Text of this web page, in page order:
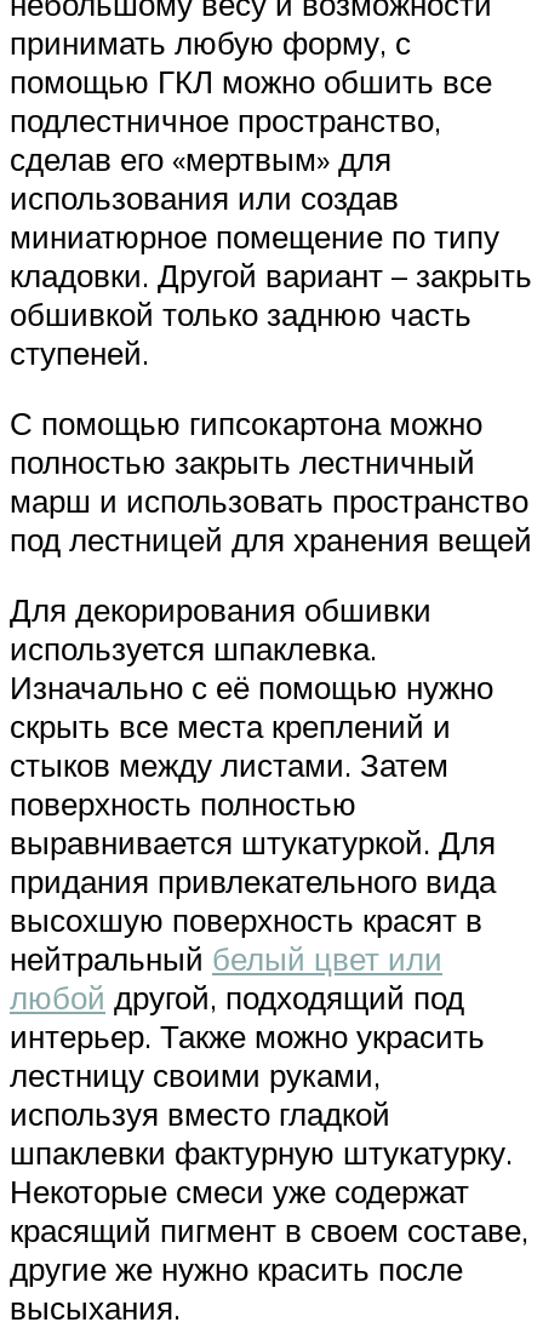
принимать любую форму, с
помощью ГКЛ можно обшить все
подлестничное пространство,
сделав его «мертвым» для
использования или создав
миниатюрное помещение по типу
кладовки. Другой вариант – закрыть
обшивкой только заднюю часть
ступеней.
С помощью гипсокартона можно
полностью закрыть лестничный
марш и использовать пространство
под лестницей для хранения вещей
Для декорирования обшивки
используется шпаклевка.
Изначально с её помощью нужно
скрыть все места креплений и
стыков между листами. Затем
поверхность полностью
выравнивается штукатуркой. Для
придания привлекательного вида
высохшую поверхность красят в
нейтральный белый цвет или
любой другой, подходящий под
интерьер. Также можно украсить
лестницу своими руками,
используя вместо гладкой
шпаклевки фактурную штукатурку.
Некоторые смеси уже содержат
красящий пигмент в своем составе,
другие же нужно красить после
высыхания.